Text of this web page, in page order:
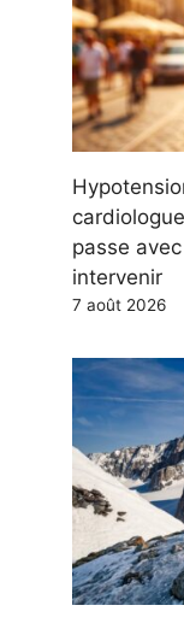
passe
intervenir
7 août 2026